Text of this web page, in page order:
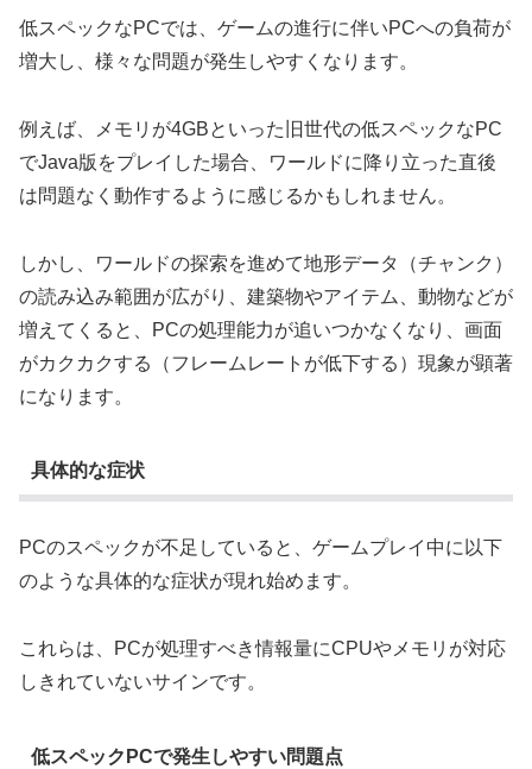
低スペックなPCでは、ゲームの進行に伴いPCへの負荷が
増大し、様々な問題が発生しやすくなります。
例えば、メモリが4GBといった旧世代の低スペックなPC
でJava版をプレイした場合、ワールドに降り立った直後
は問題なく動作するように感じるかもしれません。
しかし、ワールドの探索を進めて地形データ（チャンク）
の読み込み範囲が広がり、建築物やアイテム、動物などが
増えてくると、PCの処理能力が追いつかなくなり、画面
がカクカクする（フレームレートが低下する）現象が顕著
になります。
具体的な症状
PCのスペックが不足していると、ゲームプレイ中に以下
のような具体的な症状が現れ始めます。
これらは、PCが処理すべき情報量にCPUやメモリが対応
しきれていないサインです。
低スペックPCで発生しやすい問題点